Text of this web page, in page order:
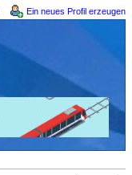
Ein neues Profil erzeugen